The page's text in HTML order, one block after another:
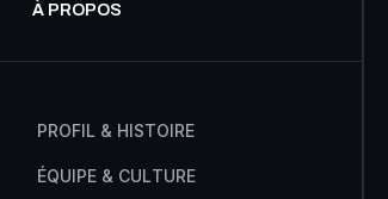
À PROPOS
PROFIL & HISTOIRE
ÉQUIPE & CULTURE